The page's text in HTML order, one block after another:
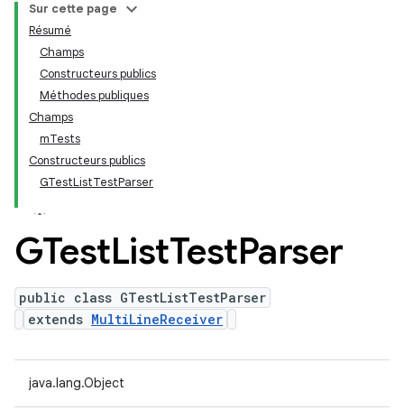
Sur cette page
Résumé
Champs
Constructeurs publics
Méthodes publiques
Champs
mTests
Constructeurs publics
GTestListTestParser
GTestListTestParser
public class GTestListTestParser
extends MultiLineReceiver
java.lang.Object